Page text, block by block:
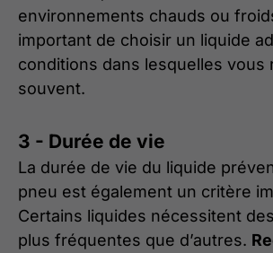
environnements chauds ou
important de choisir un liquide
conditions dans lesquelles vous
souvent.
3 - Durée de vie
La durée de vie du liquide
pneu est également un critère
Certains liquides nécessitent
plus fréquentes que d’autres.